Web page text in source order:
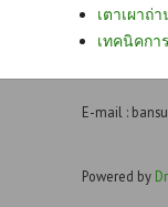
เตาเผาถ่
เทคนิคก
E-mail :
Powered by